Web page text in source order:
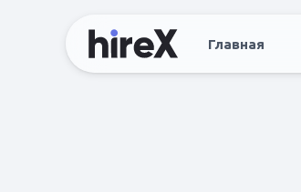
Главная